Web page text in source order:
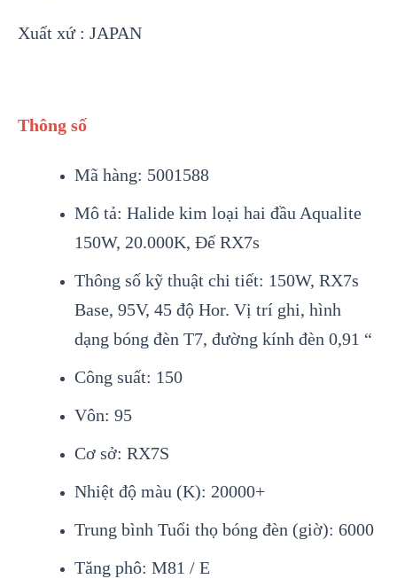
Xuất xứ : JAPAN
Thông số
Mã hàng: 5001588
Mô tả: Halide kim loại hai đầu Aqualite
150W, 20.000K, Đế RX7s
Thông số kỹ thuật chi tiết: 150W, RX7s
Base, 95V, 45 độ Hor. Vị trí ghi, hình
dạng bóng đèn T7, đường kính đèn 0,91 “
Công suất: 150
Vôn: 95
Cơ sở: RX7S
Nhiệt độ màu (K): 20000+
Trung bình Tuổi thọ bóng đèn (giờ): 6000
Tăng phô: M81 / E